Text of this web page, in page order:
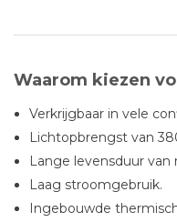
Waarom kiezen
Verkrijgbaar in vele
Lichtopbrengst van
Lange levensduur
Laag stroomgebruik.
Ingebouwde